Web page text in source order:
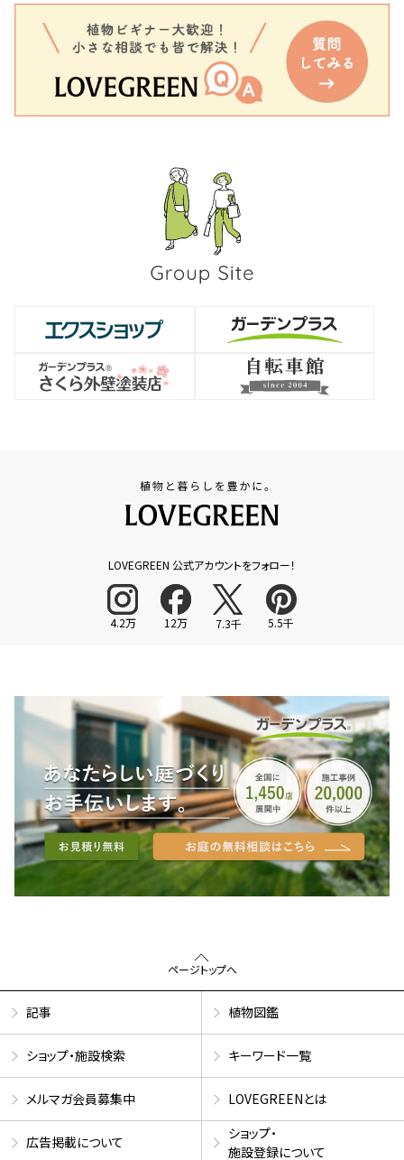
LOVEGREEN 公式アカウントをフォロー！
4.2万 12万 7.3千 5.5千
ページトップへ
記事 植物図鑑
ショップ・施設検索 キーワード一覧
メルマガ会員募集中 LOVEGREENとは
広告掲載について
ショップ・
施設登録について